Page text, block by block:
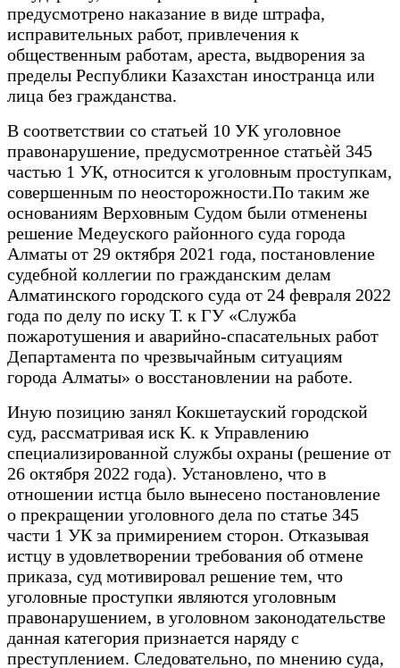
предусмотрено наказание в виде штрафа,
исправительных работ, привлечения к
общественным работам, ареста, выдворения за
пределы Республики Казахстан иностранца или
лица без гражданства.
В соответствии со статьей 10 УК уголовное
правонарушение, предусмотренное статьѐй 345
частью 1 УК, относится к уголовным проступкам,
совершенным по неосторожности.По таким же
основаниям Верховным Судом были отменены
решение Медеуского районного суда города
Алматы от 29 октября 2021 года, постановление
судебной коллегии по гражданским делам
Алматинского городского суда от 24 февраля 2022
года по делу по иску Т. к ГУ «Служба
пожаротушения и аварийно-спасательных работ
Департамента по чрезвычайным ситуациям
города Алматы» о восстановлении на работе.
Иную позицию занял Кокшетауский городской
суд, рассматривая иск К. к Управлению
специализированной службы охраны (решение от
26 октября 2022 года). Установлено, что в
отношении истца было вынесено постановление
о прекращении уголовного дела по статье 345
части 1 УК за примирением сторон. Отказывая
истцу в удовлетворении требования об отмене
приказа, суд мотивировал решение тем, что
уголовные проступки являются уголовным
правонарушением, в уголовном законодательстве
данная категория признается наряду с
преступлением. Следовательно, по мнению суда,